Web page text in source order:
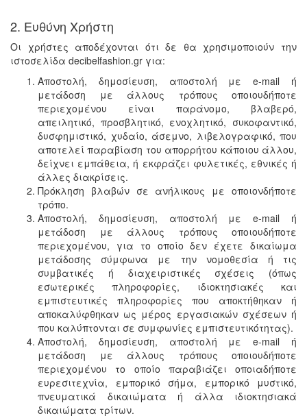
2. Ευθύνη Χρήστη
Οι χρήστες αποδέχονται ότι δε θα χρησιμοποιούν την
ιστοσελίδα decibelfashion.gr για:
Αποστολή, δημοσίευση, αποστολή με e-mail ή
μετάδοση με άλλους τρόπους οποιουδήποτε
περιεχομένου είναι παράνομο, βλαβερό,
απειλητικό, προσβλητικό, ενοχλητικό, συκοφαντικό,
δυσφημιστικό, χυδαίο, άσεμνο, λιβελογραφικό, που
αποτελεί παραβίαση του απορρήτου κάποιου άλλου,
δείχνει εμπάθεια, ή εκφράζει φυλετικές, εθνικές ή
άλλες διακρίσεις.
Πρόκληση βλαβών σε ανήλικους με οποιονδήποτε
τρόπο.
Αποστολή, δημοσίευση, αποστολή με e-mail ή
μετάδοση με άλλους τρόπους οποιουδήποτε
περιεχομένου, για το οποίο δεν έχετε δικαίωμα
μετάδοσης σύμφωνα με την νομοθεσία ή τις
συμβατικές ή διαχειριστικές σχέσεις (όπως
εσωτερικές πληροφορίες, ιδιοκτησιακές και
εμπιστευτικές πληροφορίες που αποκτήθηκαν ή
αποκαλύφθηκαν ως μέρος εργασιακών σχέσεων ή
που καλύπτονται σε συμφωνίες εμπιστευτικότητας).
Αποστολή, δημοσίευση, αποστολή με e-mail ή
μετάδοση με άλλους τρόπους οποιουδήποτε
περιεχομένου το οποίο παραβιάζει οποιαδήποτε
ευρεσιτεχνία, εμπορικό σήμα, εμπορικό μυστικό,
πνευματικά δικαιώματα ή άλλα ιδιοκτησιακά
δικαιώματα τρίτων.